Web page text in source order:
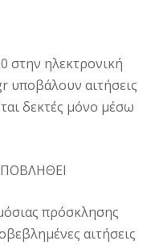
στην ηλεκτρονική
υποβάλουν αιτήσεις
δεκτές μόνο μέσω
πρόσκλησης
αιτήσεις